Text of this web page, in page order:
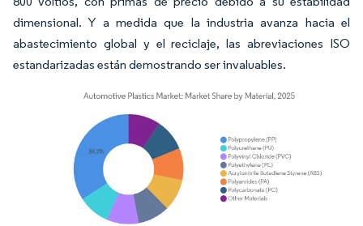
dimensional. Y a medida que la industria avanza hacia el
abastecimiento global y el reciclaje, las abreviaciones ISO
estandarizadas están demostrando ser invaluables.